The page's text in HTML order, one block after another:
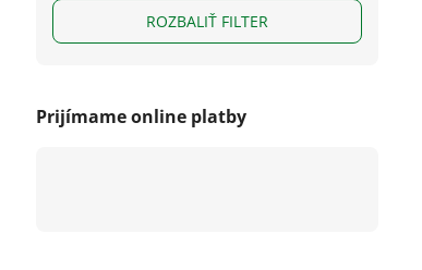
ROZBALIŤ FILTER
Prijímame online platby